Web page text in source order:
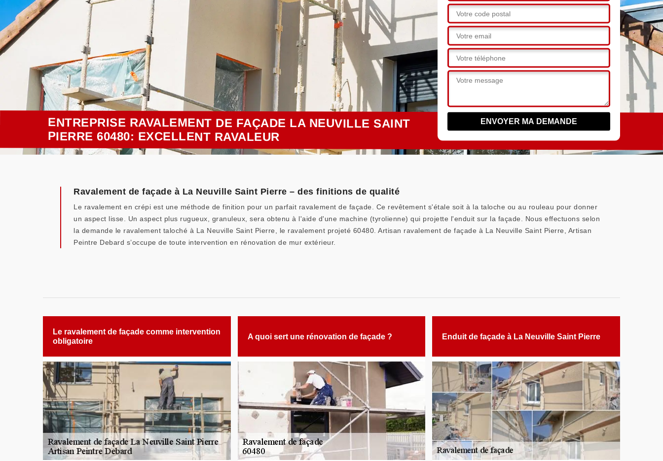
ENTREPRISE RAVALEMENT DE FAÇADE LA NEUVILLE SAINT
PIERRE 60480: EXCELLENT RAVALEUR
Ravalement de façade à La Neuville Saint Pierre – des finitions de qualité
Le ravalement en crépi est une méthode de finition pour un parfait ravalement de façade. Ce revêtement s'étale soit à la taloche ou au rouleau pour donner
un aspect lisse. Un aspect plus rugueux, granuleux, sera obtenu à l'aide d'une machine (tyrolienne) qui projette l'enduit sur la façade. Nous effectuons selon
la demande le ravalement taloché à La Neuville Saint Pierre, le ravalement projeté 60480. Artisan ravalement de façade à La Neuville Saint Pierre, Artisan
Peintre Debard s’occupe de toute intervention en rénovation de mur extérieur.
Le ravalement de façade comme intervention
obligatoire
A quoi sert une rénovation de façade ? Enduit de façade à La Neuville Saint Pierre